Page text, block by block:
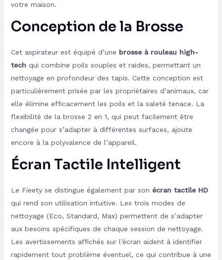
votre maison.
Conception de la Brosse
Cet aspirateur est équipé d’une brosse à rouleau high-
tech qui combine poils souples et raides, permettant un
nettoyage en profondeur des tapis. Cette conception est
particulièrement prisée par les propriétaires d’animaux, car
elle élimine efficacement les poils et la saleté tenace. La
flexibilité de la brosse 2 en 1, qui peut facilement être
changée pour s’adapter à différentes surfaces, ajoute
encore à la polyvalence de l’appareil.
Écran Tactile Intelligent
Le Fieety se distingue également par son écran tactile HD
qui rend son utilisation intuitive. Les trois modes de
nettoyage (Eco, Standard, Max) permettent de s’adapter
aux besoins spécifiques de chaque session de nettoyage.
Les avertissements affichés sur l’écran aident à identifier
rapidement tout problème éventuel, ce qui contribue à une